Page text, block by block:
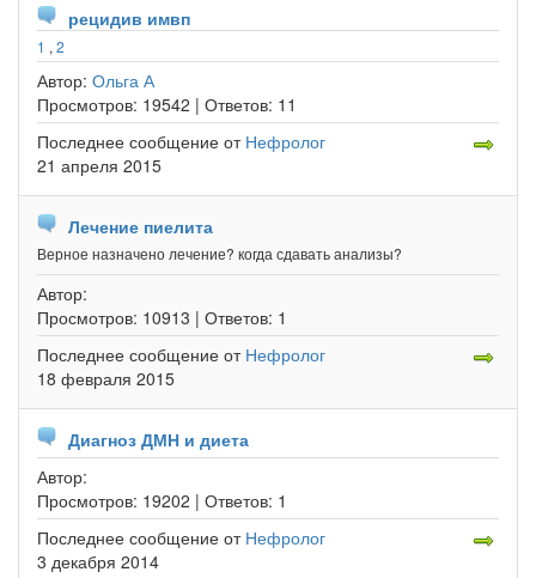
рецидив имвп
1 , 2
Автор: Ольга А
Просмотров: 19542 | Ответов: 11
Последнее сообщение от Нефролог
21 апреля 2015
Лечение пиелита
Верное назначено лечение? когда сдавать анализы?
Автор:
Просмотров: 10913 | Ответов: 1
Последнее сообщение от Нефролог
18 февраля 2015
Диагноз ДМН и диета
Автор:
Просмотров: 19202 | Ответов: 1
Последнее сообщение от Нефролог
3 декабря 2014